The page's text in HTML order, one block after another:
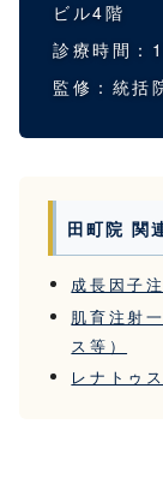
ビル4階
診療時間
監修：統括
田町院 関
成長因子
肌育注射
ス等）
レナトゥ